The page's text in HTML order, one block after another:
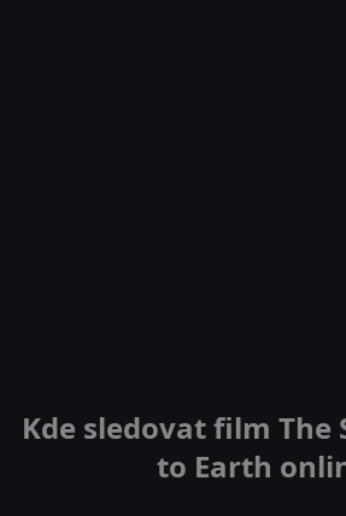
Kde sledovat film The
to Earth